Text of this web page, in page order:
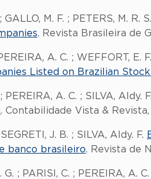
M. F. ; PETERS, M. R. S.
. Revista Brasileira de
A. C. ; WEFFORT, E.
Listed on Brazilian
A. C. ; SILVA, Aldy. F.
. Contabilidade Vista & Revista,
J. B. ; SILVA, Aldy. F.
banco brasileiro. Revista de
; PARISI, C. ; PEREIRA, A. C.